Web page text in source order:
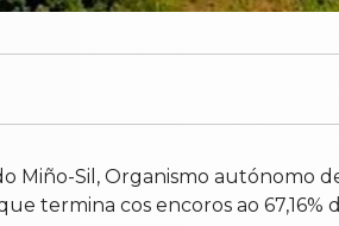
Miño-Sil, Organismo autónomo
termina cos encoros ao